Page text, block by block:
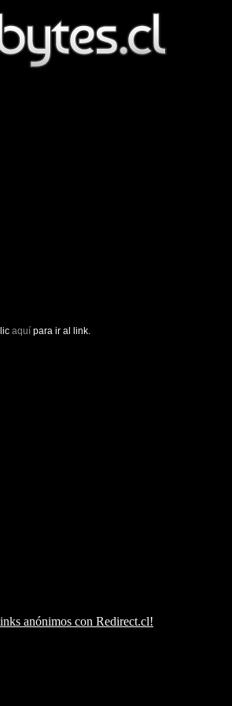
aquí para ir al link.
anónimos con Redirect.cl!